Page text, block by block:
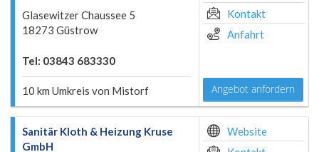
Glasewitzer Chaussee 5
18273 Güstrow
Tel: 03843 683330
10 km Umkreis von Mistorf
Kontakt
Anfahrt
Angebot anfordern
Sanitär Kloth & Heizung Kruse
GmbH
Website